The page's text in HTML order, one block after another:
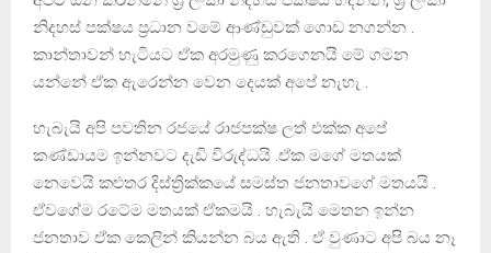
නිදහස් පක්ෂය ප්‍රධාන වමේ ආණ්ඩුවක් ගොඩ නගන්න .
කාන්තාවන් හැටියට ඒක අරමුණු කරගෙනයි මේ ගමන
යන්නේ ඒක ඇරෙන්න වෙන දෙයක් අපේ නැහැ .
හැබැයි අපි පවතින රජයේ රාජපක්ෂ ලත් එක්ක අපේ
කණ්ඩායම ඉන්නවට දැඩි විරුද්ධයි .ඒක මගේ මතයක්
නෙවෙයි කළුතර දිස්ත්‍රික්කයේ සමස්ත ජනතාවගේ මතයයි .
ඒවගේම රටේම මතයක් ඒකමයි . හැබැයි මෙතන ඉන්න
ජනතාව ඒක කෙලින් කියන්න බය ඇති . ඒ වුණාට අපි බය නෑ